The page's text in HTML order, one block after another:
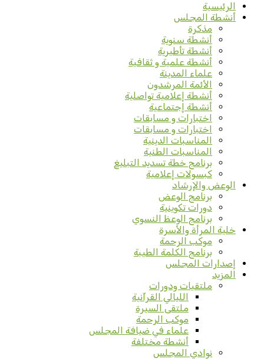
الرئيسية
أنشطة المجلس
مذكرة
أنشطة سنوية
أنشطة تأطيرية
أنشطة علمية و ثقافية
علماء المدينة
الأئمة المرشدون
أنشطة إعلامية تواصلية
أنشطة إجتماعية
اختبارات و مسابقات
اختبارات و مسابقات
المناسبات الدينية
المناسبات الطنية
برنامج خطة تسديد التبليغ
كبسولات إعلامية
الوعض والإرشاد
برنامج الوعض
دورات تكوينية
برنامج الوعظ النسوي
خلية المرأة والأسرة
موكب الرحمة
برنامج الكلمة الطيبة
إصدارات المجلس
المزيد
ملتقيات ودورات
الليالي القرآنية
ملتقى السيرة
موكب الرحمة
علماء في ضيافة المجلس
أنشطة مختلفة
نوادي المجلس